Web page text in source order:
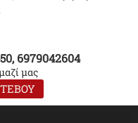
6979042604
μας